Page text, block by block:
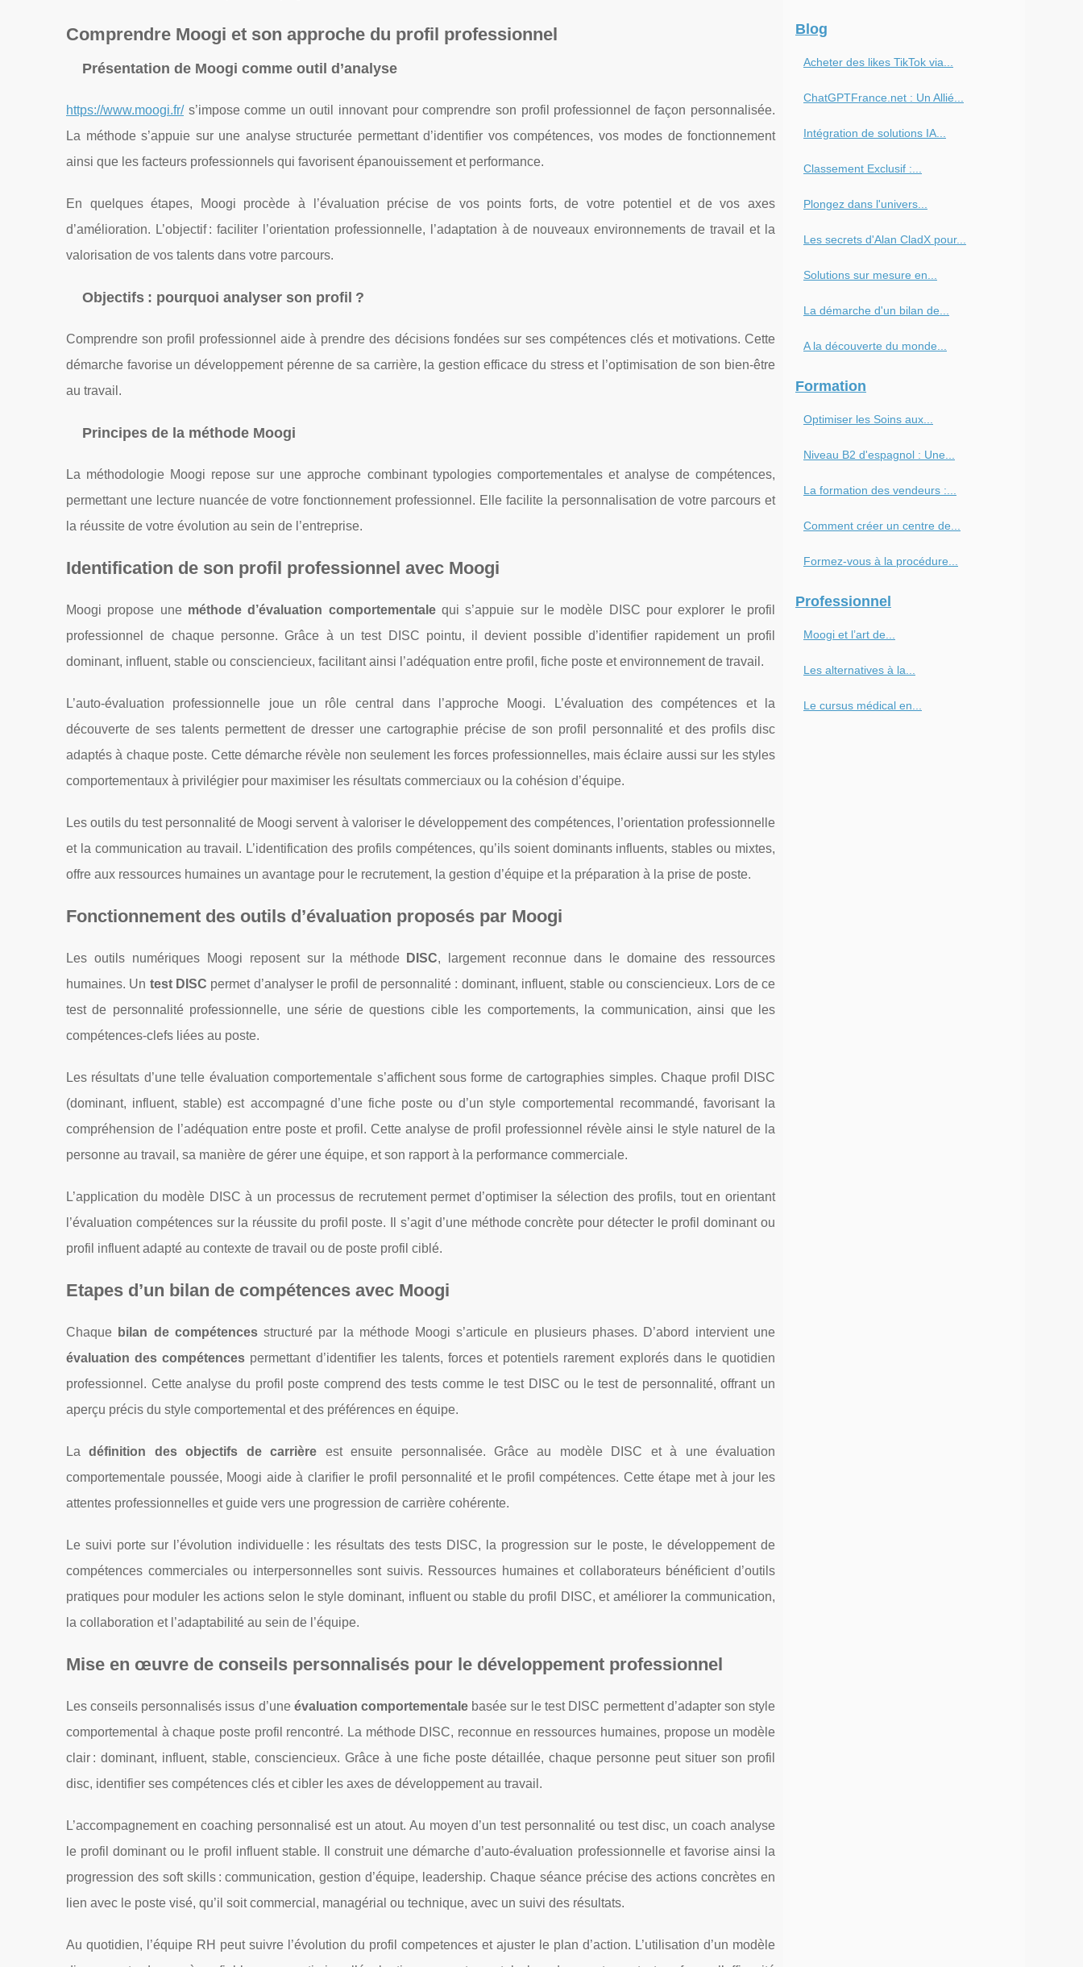
Comprendre Moogi et son approche du profil professionnel
Présentation de Moogi comme outil d’analyse
https://www.moogi.fr/s’impose comme un outil innovant pour comprendre son profil professionnel de façon personnalisée.
La méthode s’appuie sur une analyse structurée permettant d’identifier vos compétences, vos modes de fonctionnement
ainsi que les facteurs professionnels qui favorisent épanouissement et performance.
En quelques étapes, Moogi procède à l’évaluation précise de vos points forts, de votre potentiel et de vos axes
d’amélioration. L’objectif : faciliter l’orientation professionnelle, l’adaptation à de nouveaux environnements de travail et la
valorisation de vos talents dans votre parcours.
Objectifs : pourquoi analyser son profil ?
Comprendre son profil professionnel aide à prendre des décisions fondées sur ses compétences clés et motivations. Cette
démarche favorise un développement pérenne de sa carrière, la gestion efficace du stress et l’optimisation de son bien-être
au travail.
Principes de la méthode Moogi
La méthodologie Moogi repose sur une approche combinant typologies comportementales et analyse de compétences,
permettant une lecture nuancée de votre fonctionnement professionnel. Elle facilite la personnalisation de votre parcours et
la réussite de votre évolution au sein de l’entreprise.
Identification de son profil professionnel avec Moogi
Moogi propose une méthode d’évaluation comportementalequi s’appuie sur le modèle DISC pour explorer le profil
professionnel de chaque personne. Grâce à un test DISC pointu, il devient possible d’identifier rapidement un profil
dominant, influent, stable ou consciencieux, facilitant ainsi l’adéquation entre profil, fiche poste et environnement de travail.
L’auto-évaluation professionnelle joue un rôle central dans l’approche Moogi. L’évaluation des compétences et la
découverte de ses talents permettent de dresser une cartographie précise de son profil personnalité et des profils disc
adaptés à chaque poste. Cette démarche révèle non seulement les forces professionnelles, mais éclaire aussi sur les styles
comportementaux à privilégier pour maximiser les résultats commerciaux ou la cohésion d’équipe.
Les outils du test personnalité de Moogi servent à valoriser le développement des compétences, l’orientation professionnelle
et la communication au travail. L’identification des profils compétences, qu’ils soient dominants influents, stables ou mixtes,
offre aux ressources humaines un avantage pour le recrutement, la gestion d’équipe et la préparation à la prise de poste.
Fonctionnement des outils d’évaluation proposés par Moogi
Les outils numériques Moogi reposent sur la méthode DISC, largement reconnue dans le domaine des ressources
humaines. Un test DISC permet d’analyser le profil de personnalité : dominant, influent, stable ou consciencieux. Lors de ce
test de personnalité professionnelle, une série de questions cible les comportements, la communication, ainsi que les
compétences-clefs liées au poste.
Les résultats d’une telle évaluation comportementale s’affichent sous forme de cartographies simples. Chaque profil DISC
(dominant, influent, stable) est accompagné d’une fiche poste ou d’un style comportemental recommandé, favorisant la
compréhension de l’adéquation entre poste et profil. Cette analyse de profil professionnel révèle ainsi le style naturel de la
personne au travail, sa manière de gérer une équipe, et son rapport à la performance commerciale.
L’application du modèle DISC à un processus de recrutement permet d’optimiser la sélection des profils, tout en orientant
l’évaluation compétences sur la réussite du profil poste. Il s’agit d’une méthode concrète pour détecter le profil dominant ou
profil influent adapté au contexte de travail ou de poste profil ciblé.
Etapes d’un bilan de compétences avec Moogi
Chaque bilan de compétencesstructuré par la méthode Moogi s’articule en plusieurs phases. D’abord intervient une
évaluation des compétences permettant d’identifier les talents, forces et potentiels rarement explorés dans le quotidien
professionnel. Cette analyse du profil poste comprend des tests comme le test DISC ou le test de personnalité, offrant un
aperçu précis du style comportemental et des préférences en équipe.
Ladéfinition des objectifs de carrière est ensuite personnalisée. Grâce au modèle DISC et à une évaluation
comportementale poussée, Moogi aide à clarifier le profil personnalité et le profil compétences. Cette étape met à jour les
attentes professionnelles et guide vers une progression de carrière cohérente.
Le suivi porte sur l’évolution individuelle : les résultats des tests DISC, la progression sur le poste, le développement de
compétences commerciales ou interpersonnelles sont suivis. Ressources humaines et collaborateurs bénéficient d’outils
pratiques pour moduler les actions selon le style dominant, influent ou stable du profil DISC, et améliorer la communication,
la collaboration et l’adaptabilité au sein de l’équipe.
Mise en œuvre de conseils personnalisés pour le développement professionnel
Les conseils personnalisés issus d’une évaluation comportementalebasée sur le test DISC permettent d’adapter son style
comportemental à chaque poste profil rencontré. La méthode DISC, reconnue en ressources humaines, propose un modèle
clair : dominant, influent, stable, consciencieux. Grâce à une fiche poste détaillée, chaque personne peut situer son profil
disc, identifier ses compétences clés et cibler les axes de développement au travail.
L’accompagnement en coaching personnalisé est un atout. Au moyen d’un test personnalité ou test disc, un coach analyse
le profil dominant ou le profil influent stable. Il construit une démarche d’auto-évaluation professionnelle et favorise ainsi la
progression des soft skills : communication, gestion d’équipe, leadership. Chaque séance précise des actions concrètes en
lien avec le poste visé, qu’il soit commercial, managérial ou technique, avec un suivi des résultats.
Au quotidien, l’équipe RH peut suivre l’évolution du profil competences et ajuster le plan d’action. L’utilisation d’un modèle
Blog
Acheter des likes TikTok via...
ChatGPTFrance.net : Un Allié...
Intégration de solutions IA...
Classement Exclusif :...
Plongez dans l'univers...
Les secrets d'Alan CladX pour...
Solutions sur mesure en...
La démarche d'un bilan de...
A la découverte du monde...
Formation
Optimiser les Soins aux...
Niveau B2 d'espagnol : Une...
La formation des vendeurs :...
Comment créer un centre de...
Formez-vous à la procédure...
Professionnel
Moogi et l’art de...
Les alternatives à la...
Le cursus médical en...